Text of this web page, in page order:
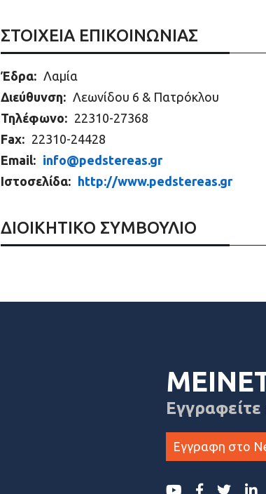
ΣΤΟΙΧΕΙΑ ΕΠΙΚΟΙΝΩΝΙΑΣ
Έδρα: Λαμία
Διεύθυνση: Λεωνίδου 6 & Πατρόκλου
Τηλέφωνο: 22310-27368
Fax: 22310-24428
Email: info@pedstereas.gr
Ιστοσελίδα: http://www.pedstereas.gr
ΔΙΟΙΚΗΤΙΚΟ ΣΥΜΒΟΥΛΙΟ
Εγγραφη στο